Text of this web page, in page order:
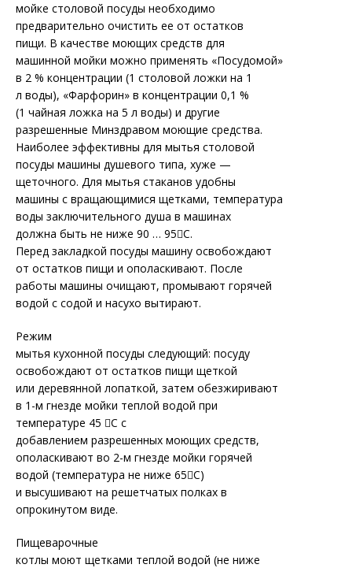
мойке столовой посуды необходимо
предварительно очистить ее от остатков
пищи. В качестве моющих средств для
машинной мойки можно применять «Посудомой»
в 2 % концентрации (1 столовой ложки на 1
л воды), «Фарфорин» в концентрации 0,1 %
(1 чайная ложка на 5 л воды) и другие
разрешенные Минздравом моющие средства.
Наиболее эффективны для мытья столовой
посуды машины душевого типа, хуже —
щеточного. Для мытья стаканов удобны
машины с вращающимися щетками, температура
воды заключительного душа в машинах
должна быть не ниже 90 … 95С.
Перед закладкой посуды машину освобождают
от остатков пищи и ополаскивают. После
работы машины очищают, промывают горячей
водой с содой и насухо вытирают.
Режим
мытья кухонной посуды следующий: посуду
освобождают от остатков пищи щеткой
или деревянной лопаткой, затем обезжиривают
в 1-м гнезде мойки теплой водой при
температуре 45 С с
добавлением разрешенных моющих средств,
ополаскивают во 2-м гнезде мойки горячей
водой (температура не ниже 65С)
и высушивают на решетчатых полках в
опрокинутом виде.
Пищеварочные
котлы моют щетками теплой водой (не ниже